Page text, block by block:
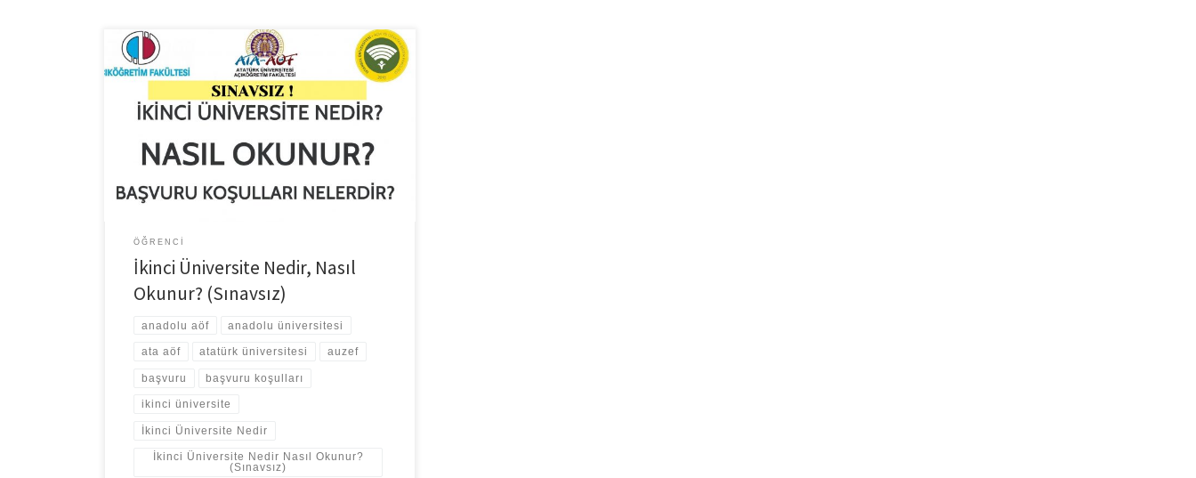
Eğitimin pandemi süreci sonrasında artık tamamen
web ortamına taşınmasıyla ikinci üniversite okunması
ve hangi üniversitede nasıl ve hangi programın
okunabileceği soruları öğrenci adaylarının aklında. Peki
ve başvuru nasıl olur? Başvuru şartları nelerdir? Şimdi
bu soruların cevaplarına ve detaylarına bakalım. İkinci
üniversite […]
ÖĞRENCI
İkinci Üniversite Nedir, Nasıl
Okunur? (Sınavsız)
anadolu aöf anadolu üniversitesi
ata aöf atatürk üniversitesi auzef
başvuru başvuru koşulları
ikinci üniversite
İkinci Üniversite Nedir
İkinci Üniversite Nedir Nasıl Okunur?
(Sınavsız)